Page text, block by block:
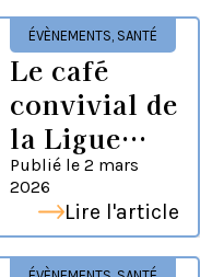
ÉVÈNEMENTS SANTÉ
Le café
convivial de
la Ligue
contre le
cancer à
Valmont
Publié le 2 mars
2026
Lire l'article